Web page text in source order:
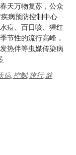
天万物复苏，公众
病预防控制中心
痘、百日咳、猩红
节性的流行高峰，
热伴等虫媒传染病
病,控制,旅行,健